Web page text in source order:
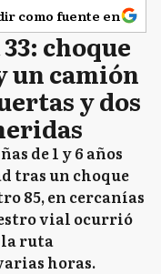
como fuente en
choque
camión
y dos
de 1 y 6 años
tras un choque
85, en cercanías
vial ocurrió
la ruta
horas.